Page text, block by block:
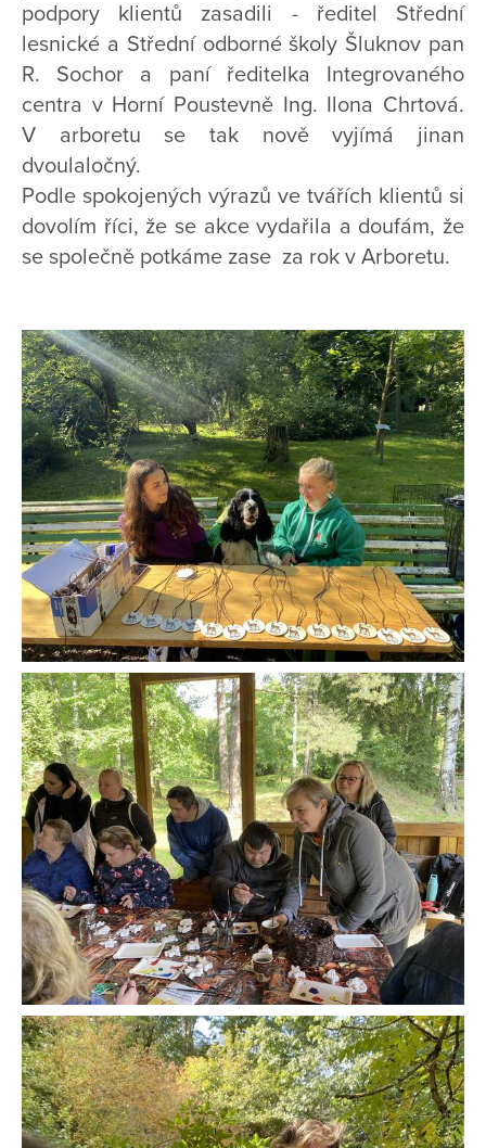
podpory klientů zasadili - ředitel Střední
lesnické a Střední odborné školy Šluknov pan
R. Sochor a paní ředitelka Integrovaného
centra v Horní Poustevně Ing. Ilona Chrtová.
V arboretu se tak nově vyjímá jinan
dvoulaločný.
Podle spokojených výrazů ve tvářích klientů si
dovolím říci, že se akce vydařila a doufám, že
se společně potkáme zase za rok v Arboretu.